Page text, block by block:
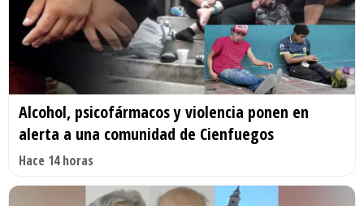
Alcohol, psicofármacos y violencia ponen en
alerta a una comunidad de Cienfuegos
Hace 14 horas